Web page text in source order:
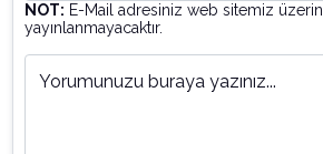
NOT: E-Mail adresiniz web sitemiz
yayınlanmayacaktır.
Yorumunuzu buraya yazınız...